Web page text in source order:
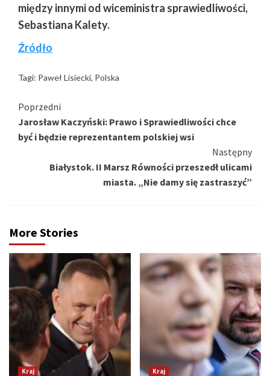
między innymi od wiceministra sprawiedliwości,
Sebastiana Kalety.
Źródło
Tagi: Paweł Lisiecki, Polska
Kontynuuj
czytanie
Poprzedni
Jarosław Kaczyński: Prawo i Sprawiedliwości chce
być i będzie reprezentantem polskiej wsi
Następny
Białystok. II Marsz Równości przeszedł ulicami
miasta. „Nie damy się zastraszyć”
More Stories
Kraj Kraj